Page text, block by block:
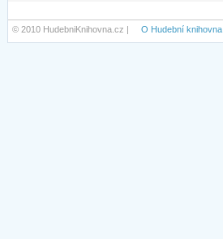
© 2010 HudebniKnihovna.cz | O Hudební knihovna